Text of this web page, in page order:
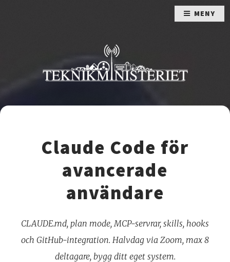
Claude Code för
avancerade
användare
CLAUDE.md, plan mode, MCP-servrar, skills, hooks
och GitHub-integration. Halvdag via Zoom, max 8
deltagare, bygg ditt eget system.
MENY